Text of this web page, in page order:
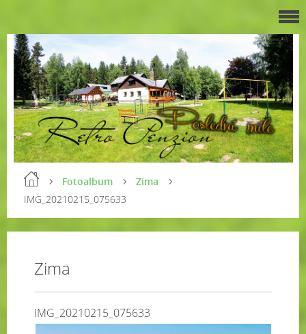
Fotoalbum
Zima
IMG_20210215_075633
Zima
IMG_20210215_075633